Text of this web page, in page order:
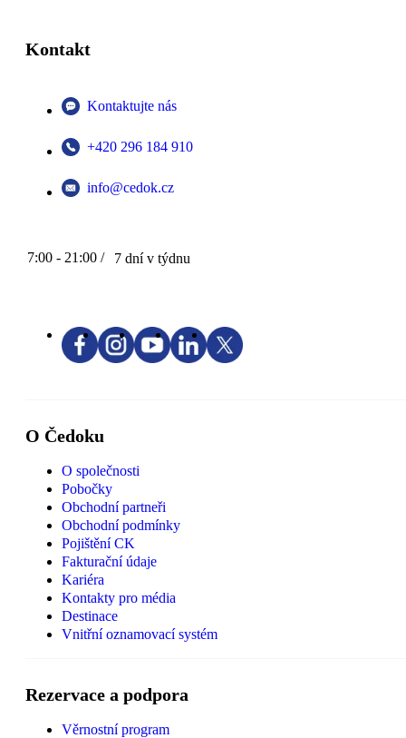
Kontakt
Kontaktujte nás
+420 296 184 910
info@cedok.cz
7:00 - 21:00 / 7 dní v týdnu
O Čedoku
O společnosti
Pobočky
Obchodní partneři
Obchodní podmínky
Pojištění CK
Fakturační údaje
Kariéra
Kontakty pro média
Destinace
Vnitřní oznamovací systém
Rezervace a podpora
Věrnostní program